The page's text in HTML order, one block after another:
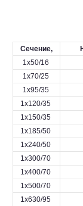
Сечение,
1х50/16
1х70/25
1х95/35
1х120/35
1х150/35
1х185/50
1х240/50
1х300/70
1х400/70
1х500/70
1х630/95